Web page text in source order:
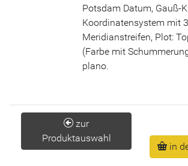
Potsdam Datum, Gauß-
Koordinatensystem mit
Meridianstreifen, Plot:
(Farbe mit
plano.
zur
Produktauswahl
in